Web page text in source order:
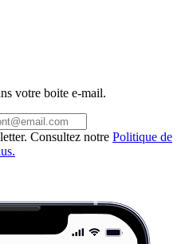
votre boite e-mail.
Consultez notre Politique de